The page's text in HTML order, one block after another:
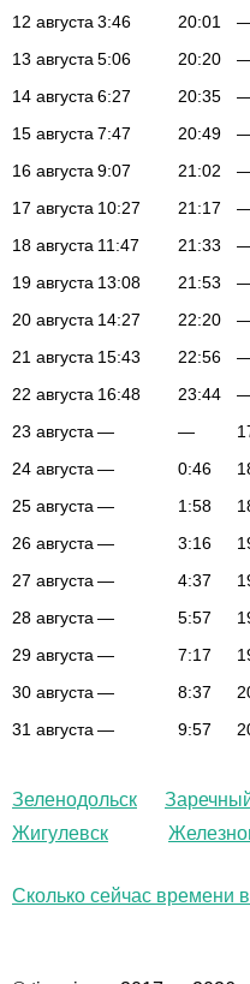
12 августа 3:46 20:01
13 августа 5:06 20:20
14 августа 6:27 20:35
15 августа 7:47 20:49
16 августа 9:07 21:02
17 августа 10:27 21:17
18 августа 11:47 21:33
19 августа 13:08 21:53
20 августа 14:27 22:20
21 августа 15:43 22:56
22 августа 16:48 23:44
23 августа — —
24 августа — 0:46
25 августа — 1:58
26 августа — 3:16
27 августа — 4:37
28 августа — 5:57
29 августа — 7:17
30 августа — 8:37
31 августа — 9:57
Зеленодольск
Жигулевск
Сколько сейчас времени